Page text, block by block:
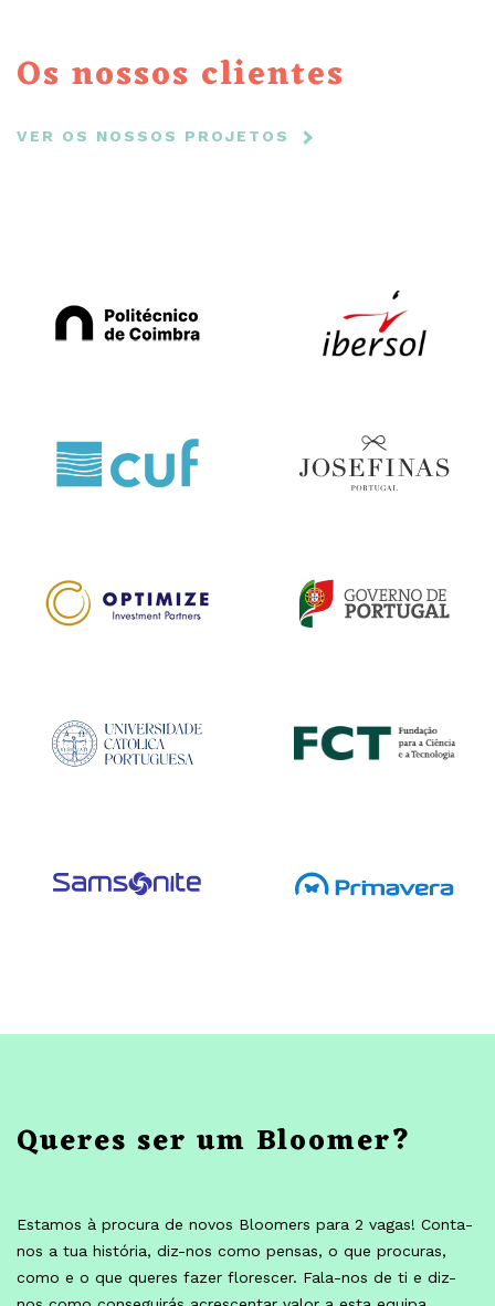
Os nossos clientes
VER OS NOSSOS PROJETOS
Queres ser um Bloomer?
Estamos à procura de novos Bloomers para 2 vagas! Conta-
nos a tua história, diz-nos como pensas, o que procuras,
como e o que queres fazer florescer. Fala-nos de ti e diz-